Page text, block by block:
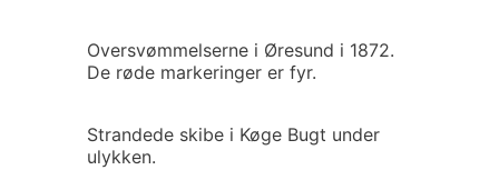
Oversvømmelserne i Øresund i 1872.
De røde markeringer er fyr.
Strandede skibe i Køge Bugt under
ulykken.